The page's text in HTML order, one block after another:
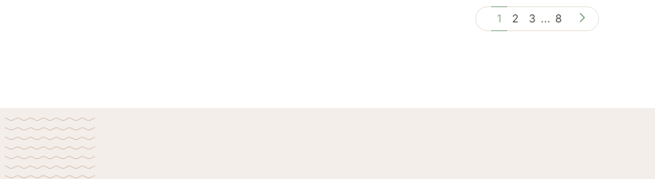
Protestantse Kerk voor 2023-2024. Een
oproep om samen getuige te zijn van
1 2 3 ... 8